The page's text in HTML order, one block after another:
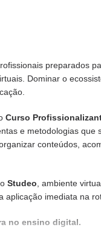
preparados
Dominar o
Curso
e metodologias
conteúdos,
Studeo , ambiente
imediata na
no ensino digital.